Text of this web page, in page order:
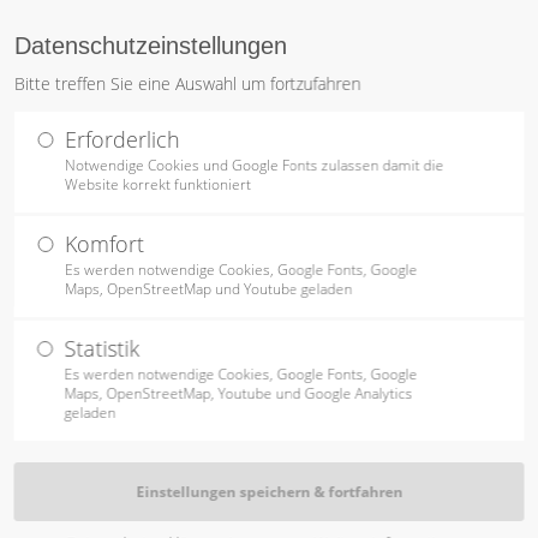
leider nicht.
existiert leider nicht.
STARTSEITE PRODUKTE TISCHLEREI
Datenschutzeinstellungen
Bitte treffen Sie eine Auswahl um fortzufahren
Erforderlich
Notwendige Cookies und Google Fonts zulassen damit die
Website korrekt funktioniert
Komfort
Es werden notwendige Cookies, Google Fonts, Google
Maps, OpenStreetMap und Youtube geladen
Statistik
Es werden notwendige Cookies, Google Fonts, Google
Maps, OpenStreetMap, Youtube und Google Analytics
geladen